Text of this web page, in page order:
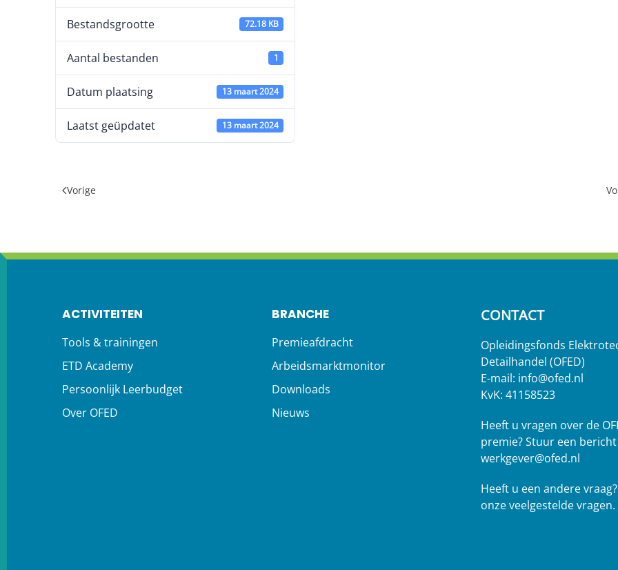
Bestandsgrootte 72.18 KB
Aantal bestanden 1
Datum plaatsing 13 maart 2024
Laatst geüpdatet 13 maart 2024
Vorige
ACTIVITEITEN
Tools & trainingen
ETD Academy
Persoonlijk Leerbudget
Over OFED
BRANCHE
Premieafdracht
Arbeidsmarktmonitor
Downloads
Nieuws
CONTACT
Opleidingsfonds
Detailhandel (OFED)
E-mail: info@ofed.nl
KvK: 41158523
Heeft u vragen over de
premie? Stuur een
werkgever@ofed.nl
Heeft u een andere vraag?
onze veelgestelde vragen.